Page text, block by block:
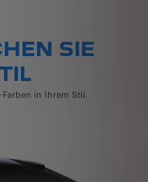
SIE
in Ihrem Stil.